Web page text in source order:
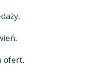
ofert.